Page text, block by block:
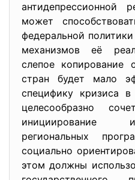
антидепрессионной
может
федеральной
механизмов её
слепое копирование
стран будет мало
специфику кризиса в
целесообразно
инициирование
региональных
социально
этом должны